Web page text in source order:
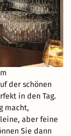
der schönen
in den Tag.
macht,
aber feine
Sie dann